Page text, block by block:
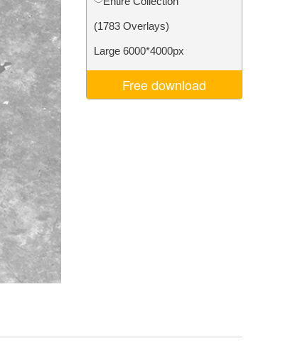
Video Editing Services
(1783 Overlays)
Large 6000*4000px
Free download